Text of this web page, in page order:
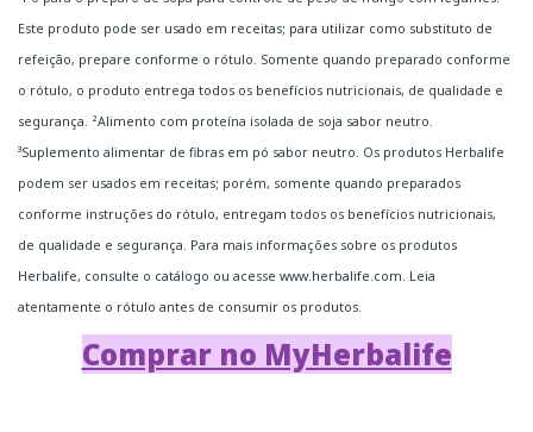
Este produto pode ser usado em receitas; para utilizar como substituto de
refeição, prepare conforme o rótulo. Somente quando preparado conforme
o rótulo, o produto entrega todos os benefícios nutricionais, de qualidade e
segurança. ²Alimento com proteína isolada de soja sabor neutro.
³Suplemento alimentar de fibras em pó sabor neutro. Os produtos Herbalife
podem ser usados em receitas; porém, somente quando preparados
conforme instruções do rótulo, entregam todos os benefícios nutricionais,
de qualidade e segurança. Para mais informações sobre os produtos
Herbalife, consulte o catálogo ou acesse www.herbalife.com. Leia
atentamente o rótulo antes de consumir os produtos.
Comprar no MyHerbalife